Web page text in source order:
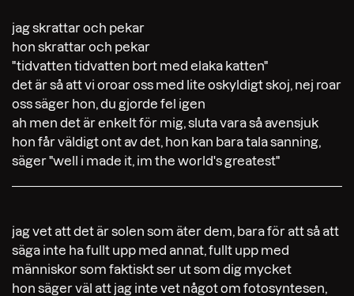
jag skrattar och pekar
hon skrattar och pekar
"tidvatten tidvatten bort med elaka katten"
det är så att vi oroar oss med lite oskyldigt skoj, nej roar
oss säger hon, du gjorde fel igen
ah men det är enkelt för mig, sluta vara så avensjuk
hon får väldigt ont av det, hon kan bara tala sanning,
säger "well i made it, im the world's greatest"
jag vet att det är solen som äter dem, bara för att så att
säga inte ha fullt upp med annat, fullt upp med
människor som faktiskt ser ut som dig mycket
hon säger väl att jag inte vet något om fotosyntesen,